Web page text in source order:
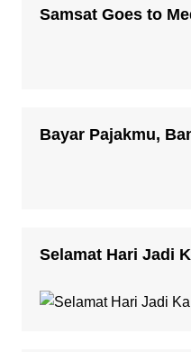
Samsat Goes to
Bayar Pajakmu,
Selamat Hari Jadi